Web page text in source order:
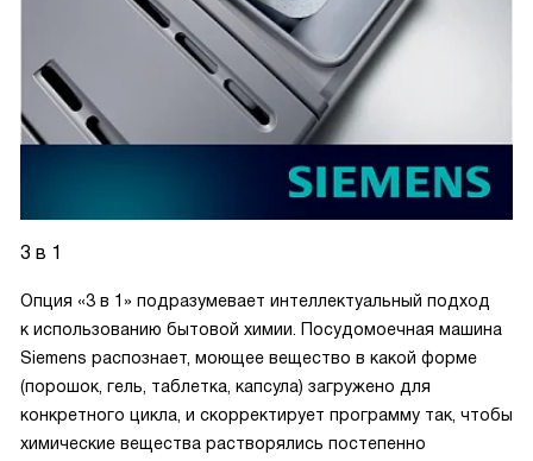
3 в 1
Опция «3 в 1» подразумевает интеллектуальный подход
к использованию бытовой химии. Посудомоечная машина
Siemens распознает, моющее вещество в какой форме
(порошок, гель, таблетка, капсула) загружено для
конкретного цикла, и скорректирует программу так, чтобы
химические вещества растворялись постепенно